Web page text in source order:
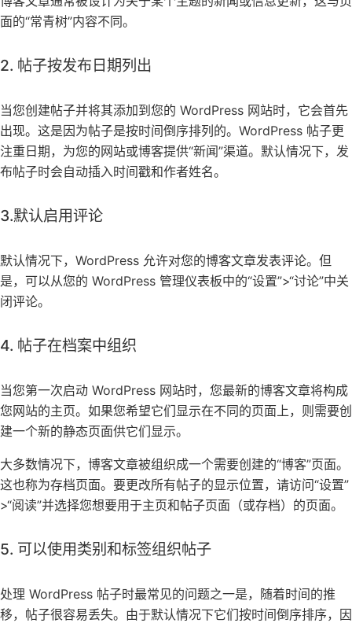
面的“常青树”内容不同。
2. 帖子按发布日期列出
当您创建帖子并将其添加到您的 WordPress 网站时，它会首先
出现。这是因为帖子是按时间倒序排列的。WordPress 帖子更
注重日期，为您的网站或博客提供“新闻”渠道。默认情况下，发
布帖子时会自动插入时间戳和作者姓名。
3.默认启用评论
默认情况下，WordPress 允许对您的博客文章发表评论。但
是，可以从您的 WordPress 管理仪表板中的“设置”>“讨论”中关
闭评论。
4. 帖子在档案中组织
当您第一次启动 WordPress 网站时，您最新的博客文章将构成
您网站的主页。如果您希望它们显示在不同的页面上，则需要创
建一个新的静态页面供它们显示。
大多数情况下，博客文章被组织成一个需要创建的“博客”页面。
这也称为存档页面。要更改所有帖子的显示位置，请访问“设置”
>“阅读”并选择您想要用于主页和帖子页面（或存档）的页面。
5. 可以使用类别和标签组织帖子
处理 WordPress 帖子时最常见的问题之一是，随着时间的推
移，帖子很容易丢失。由于默认情况下它们按时间倒序排序，因